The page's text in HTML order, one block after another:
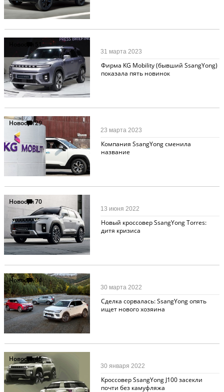
Новости
Фирма KG Mobility (бывший SsangYong)
показала пять новинок
31 марта 2023
Новости29
Компания SsangYong сменила
название
23 марта 2023
Новости70
Новый кроссовер SsangYong Torres:
дитя кризиса
13 июня 2022
Новости34
Сделка сорвалась: SsangYong опять
ищет нового хозяина
30 марта 2022
Новости45
Кроссовер SsangYong J100 засекли
почти без камуфляжа
30 января 2022